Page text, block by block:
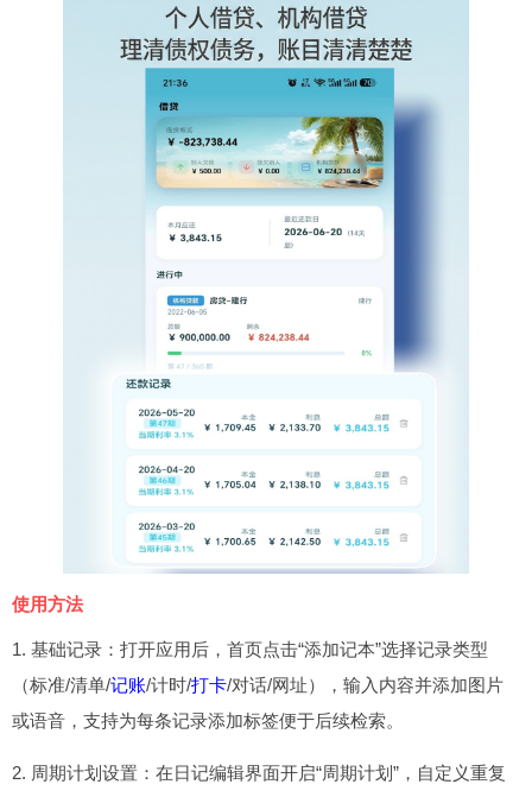
使用方法
1. 基础记录：打开应用后，首页点击“添加记本”选择记录类型
（标准/清单/记账/计时/打卡/对话/网址），输入内容并添加图片
或语音，支持为每条记录添加标签便于后续检索。
2. 周期计划设置：在日记编辑界面开启“周期计划”，自定义重复